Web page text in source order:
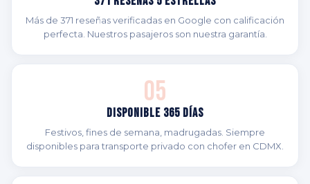
Más de 371 reseñas verificadas en Google con calificación
perfecta. Nuestros pasajeros son nuestra garantía.
05
Disponible 365 Días
Festivos, fines de semana, madrugadas. Siempre
disponibles para transporte privado con chofer en CDMX.